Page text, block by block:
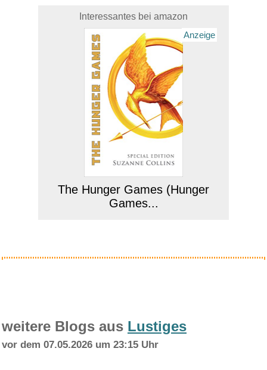
Interessantes bei amazon
Anzeige
The Hunger Games (Hunger
Games...
weitere Blogs aus Lustiges
vor dem 07.05.2026 um 23:15 Uhr